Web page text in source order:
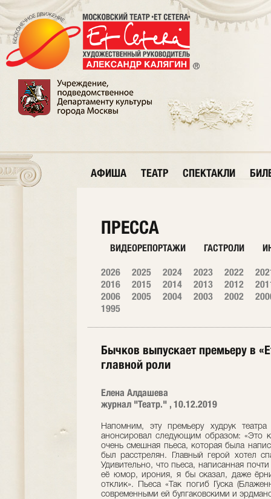
АФИША ТЕАТР СПЕКТАКЛИ
ПРЕССА
ВИДЕОРЕПОРТАЖИ ГАСТРОЛИ
2026 2025 2024 2023 2022
2016
2015 2014 2013 2012
2006
2005 2004 2003 2002
1995
Бычков выпускает премьеру в
главной роли
Елена Алдашева
журнал "Театр." , 10.12.2019
Напомним, эту премьеру худрук
анонсировал следующим образом: «Это
очень смешная пьеса, которая была
был расстрелян. Главный герой хотел
Удивительно, что пьеса, написанная
её юмор, ирония, я бы сказал, даже
отклик». Пьеса «Так погиб Гуска
современными ей булгаковскими и